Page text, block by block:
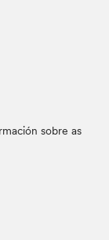
sobre as